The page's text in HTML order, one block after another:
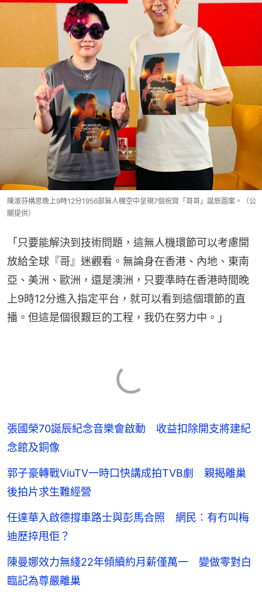
陳淑芬構思晚上9時12分1956部無人機空中呈現7個祝賀「哥哥」誕辰圖案。（公
關提供）
「只要能解決到技術問題，這無人機環節可以考慮開
放給全球『哥』迷觀看。無論身在香港、內地、東南
亞、美洲、歐洲，還是澳洲，只要準時在香港時間晚
上9時12分進入指定平台，就可以看到這個環節的直
播。但這是個很艱巨的工程，我仍在努力中。」
張國榮70誕辰紀念音樂會啟動 收益扣除開支將建紀
念館及銅像
郭子豪轉戰ViuTV一時口快講成拍TVB劇 親揭離巢
後拍片求生難經營
任達華入啟德撐車路士與彭馬合照 網民︰有冇叫梅
迪歷捽甩佢？
陳曼娜效力無綫22年傾續約月薪僅萬一 變做零對白
臨記為尊嚴離巢